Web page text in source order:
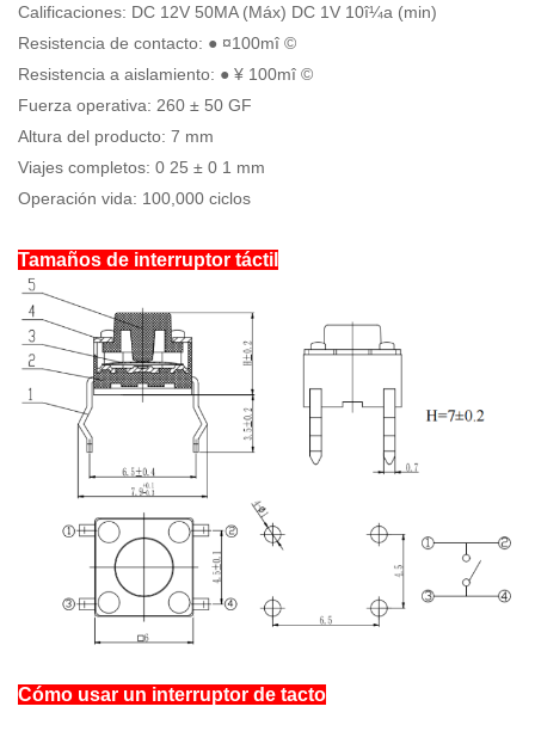
Calificaciones: DC 12V 50MA (Máx) DC 1V 10î¼a (min)
Resistencia de contacto: ● ¤100mî ©
Resistencia a aislamiento: ● ¥ 100mî ©
Fuerza operativa: 260 ± 50 GF
Altura del producto: 7 mm
Viajes completos: 0 25 ± 0 1 mm
Operación vida: 100,000 ciclos
Tamaños de interruptor táctil
Cómo usar un interruptor de tacto